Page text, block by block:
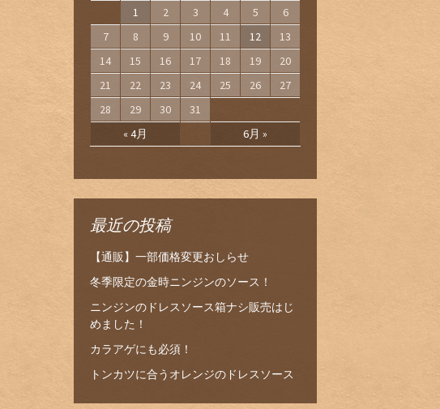
« 4月 6月 »
1 2 3 4 5
6
7
8 9 10 11 12
13
14
15 16 17 18 19
20
21
22 23 24 25 26
27
28
29 30 31
最近の投稿
【通販】一部価格変更おしらせ
冬季限定の金時ニンジンのソース！
ニンジンのドレスソース箱ナシ販売はじ
めました！
カラアゲにも必須！
トンカツに合うオレンジのドレスソース